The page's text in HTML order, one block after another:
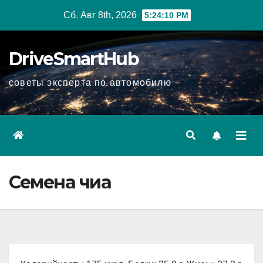
Сб. Авг 8th, 2026 5:24:11 PM
DriveSmartHub
советы эксперта по автомобилю
Семена чиа